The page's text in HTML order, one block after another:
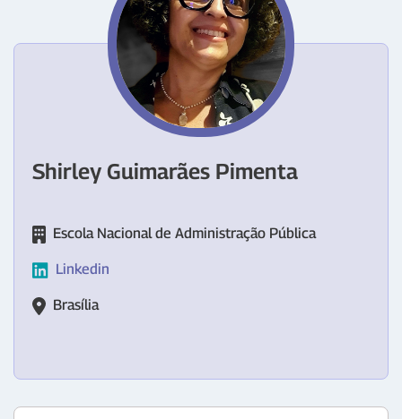
Shirley Guimarães Pimenta
Escola Nacional de Administração Pública
Linkedin
Brasília